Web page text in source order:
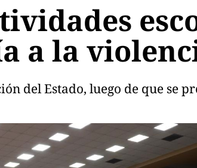
a la
del Estado, luego de que se